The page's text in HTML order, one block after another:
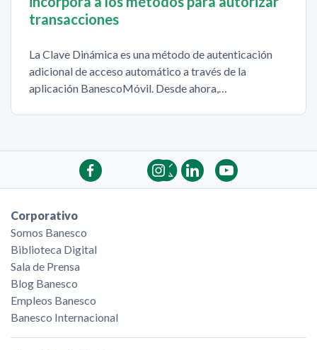
transacciones
La Clave Dinámica es una método de autenticación
adicional de acceso automático a través de la
aplicación BanescoMóvil. Desde ahora,…
Corporativo
Somos Banesco
Biblioteca Digital
Sala de Prensa
Blog Banesco
Empleos Banesco
Banesco Internacional